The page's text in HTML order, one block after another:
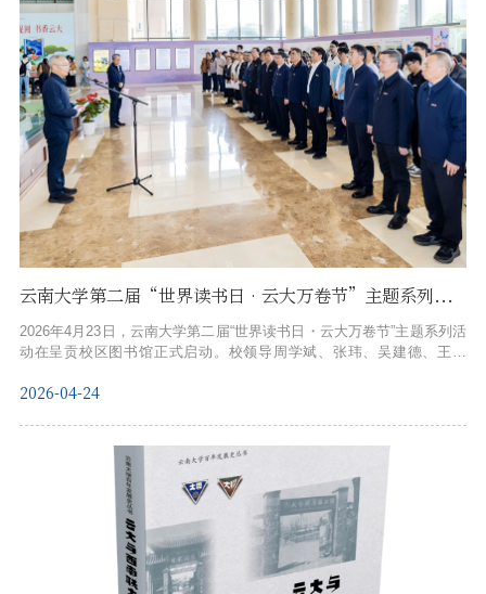
云南大学第二届“世界读书日•云大万卷节”主题系列活动正式启动 出版社向学校图书馆捐赠精品图书
2026年4月23日，云南大学第二届“世界读书日・云大万卷节”主题系列活
动在呈贡校区图书馆正式启动。校领导周学斌、张玮、吴建德、王爱
人及师生代表参加仪式。副校长杨绍军主持仪式。校党委书记周学斌在
国家战略与区域经济社...
2026-04-24